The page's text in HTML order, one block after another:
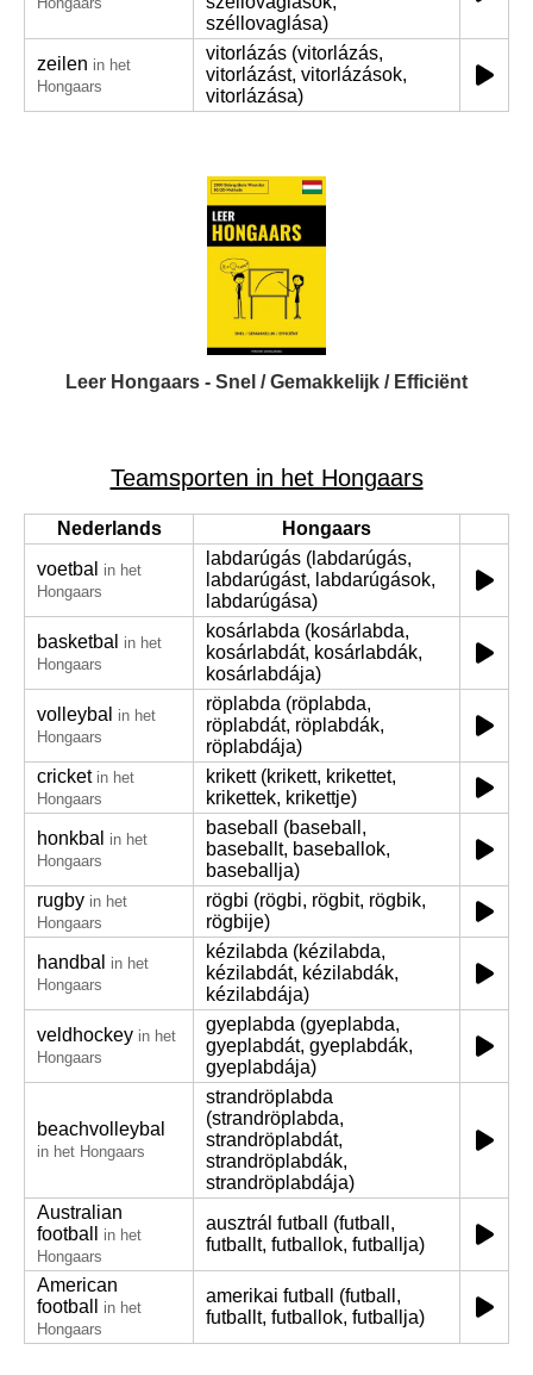
széllovaglása)
zeilen in het
Hongaars
vitorlázás (vitorlázás,
vitorlázást, vitorlázások,
vitorlázása)
Leer Hongaars - Snel / Gemakkelijk / Efficiënt
Teamsporten in het Hongaars
Nederlands
Hongaars
voetbal
in het
Hongaars
labdarúgás (labdarúgás,
labdarúgást, labdarúgások,
labdarúgása)
basketbal
in het
Hongaars
kosárlabda (kosárlabda,
kosárlabdát, kosárlabdák,
kosárlabdája)
volleybal
in het
Hongaars
röplabda (röplabda,
röplabdát, röplabdák,
röplabdája)
cricket in het
Hongaars
krikett (krikett, krikettet,
krikettek, krikettje)
honkbal
in het
Hongaars
baseball (baseball,
baseballt, baseballok,
baseballja)
rugby in het
Hongaars
rögbi (rögbi, rögbit, rögbik,
rögbije)
handbal
in het
Hongaars
kézilabda (kézilabda,
kézilabdát, kézilabdák,
kézilabdája)
veldhockey in het
Hongaars
gyeplabda (gyeplabda,
gyeplabdát, gyeplabdák,
gyeplabdája)
beachvolleybal
in het Hongaars
strandröplabda
(strandröplabda,
strandröplabdát,
strandröplabdák,
strandröplabdája)
Australian
football
in het
Hongaars
ausztrál futball (futball,
futballt, futballok, futballja)
American
football
in het
Hongaars
amerikai futball (futball,
futballt, futballok, futballja)